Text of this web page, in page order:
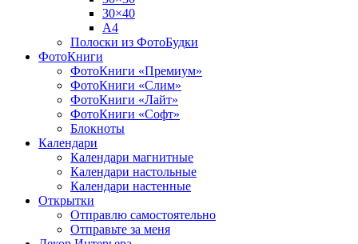
30×40
A4
Полоски из ФотоБудки
ФотоКниги
ФотоКниги «Премиум»
ФотоКниги «Слим»
ФотоКниги «Лайт»
ФотоКниги «Софт»
Блокноты
Календари
Календари магнитные
Календари настольные
Календари настенные
Открытки
Отправлю самостоятельно
Отправьте за меня